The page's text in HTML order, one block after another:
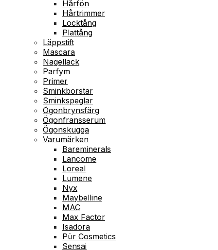
Hårfön
Hårtrimmer
Locktång
Plattång
Läppstift
Mascara
Nagellack
Parfym
Primer
Sminkborstar
Sminkspeglar
Ögonbrynsfärg
Ögonfransserum
Ögonskugga
Varumärken
Bareminerals
Lancome
Loreal
Lumene
Nyx
Maybelline
MAC
Max Factor
Isadora
Pür Cosmetics
Sensai